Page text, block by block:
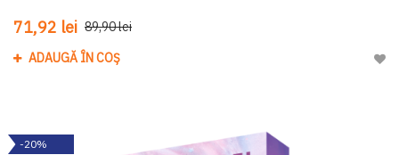
71,92 lei 89,90 lei
ADAUGĂ ÎN COȘ
-20%